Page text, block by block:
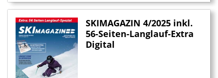
SKIMAGAZIN 4/2025 inkl.
56-Seiten-Langlauf-Extra
Digital